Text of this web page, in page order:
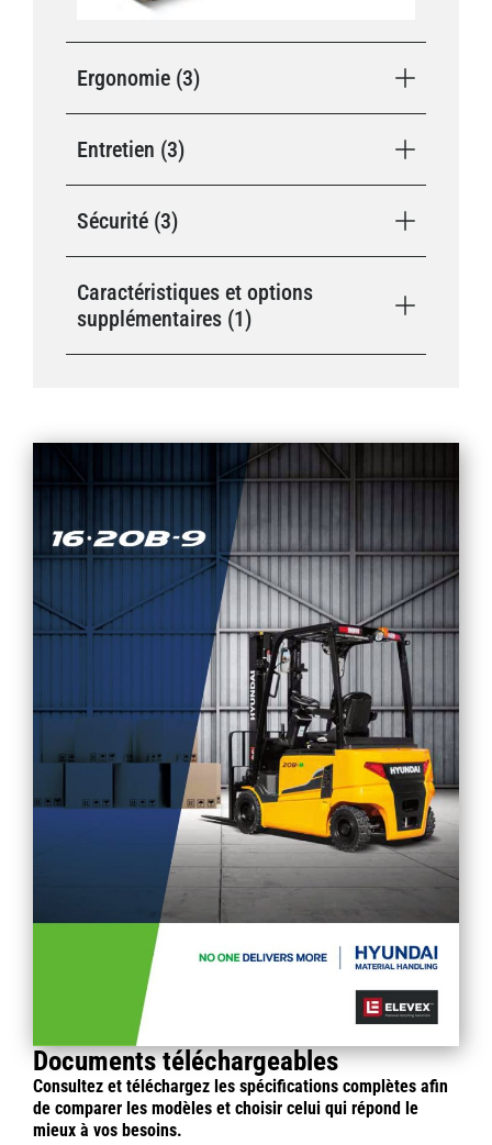
Ergonomie (3)
Entretien (3)
Sécurité (3)
Caractéristiques et options
supplémentaires (1)
Documents téléchargeables
Consultez et téléchargez les spécifications complètes afin
de comparer les modèles et choisir celui qui répond le
mieux à vos besoins.